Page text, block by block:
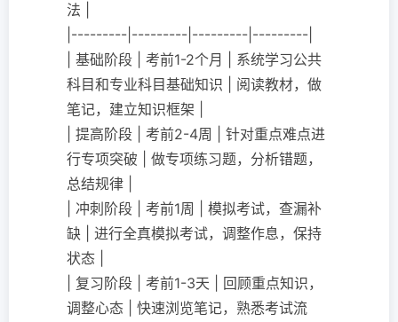
法 |
|---------|---------|---------|---------|
| 基础阶段 | 考前1-2个月 | 系统学习公共
科目和专业科目基础知识 | 阅读教材，做
笔记，建立知识框架 |
| 提高阶段 | 考前2-4周 | 针对重点难点进
行专项突破 | 做专项练习题，分析错题，
总结规律 |
| 冲刺阶段 | 考前1周 | 模拟考试，查漏补
缺 | 进行全真模拟考试，调整作息，保持
状态 |
| 复习阶段 | 考前1-3天 | 回顾重点知识，
调整心态 | 快速浏览笔记，熟悉考试流